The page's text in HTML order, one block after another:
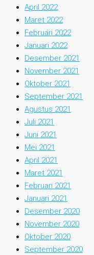
April 2022
Maret 2022
Februari 2022
Januari 2022
Desember 2021
November 2021
Oktober 2021
September 2021
Agustus 2021
Juli 2021
Juni 2021
Mei 2021
April 2021
Maret 2021
Februari 2021
Januari 2021
Desember 2020
November 2020
Oktober 2020
September 2020